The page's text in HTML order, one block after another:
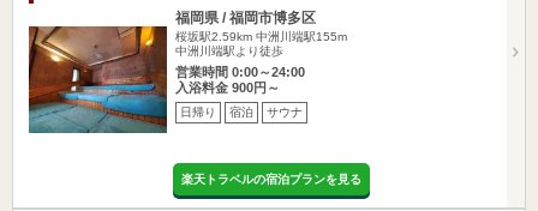
福岡県 / 福岡市博多区
桜坂駅2.59km 中洲川端駅155m
中洲川端駅より徒歩
営業時間 0:00～24:00
入浴料金 900円～
日帰り 宿泊 サウナ
楽天トラベルの宿泊プランを見る